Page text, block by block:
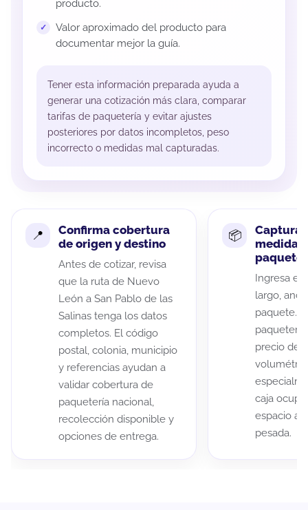
producto.
Valor aproximado del producto para
documentar mejor la guía.
Tener esta información preparada ayuda a
generar una cotización más clara, comparar
tarifas de paquetería y evitar ajustes
posteriores por datos incompletos, peso
incorrecto o medidas mal capturadas.
Confirma cobertura
de origen y destino
Antes de cotizar, revisa
que la ruta de Nuevo
León a San Pablo de las
Salinas tenga los datos
completos. El código
postal, colonia, municipio
y referencias ayudan a
validar cobertura de
paquetería nacional,
recolección disponible y
opciones de entrega.
Captura
medidas
paquete
Ingresa el
largo,
paquete.
precio de
caja
espacio
pesada.